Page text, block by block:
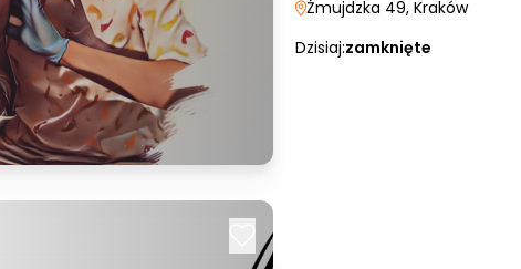
Żmujdzka 49, Kraków
Dzisiaj:zamknięte